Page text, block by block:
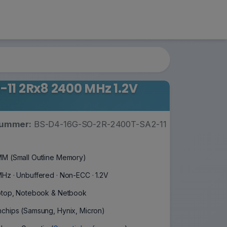
2Rx8 2400 MHz 1.2V
BS-D4-16G-SO-2R-2400T-SA2-11
(Small Outline Memory)
· Unbuffered · Non-ECC · 1.2V
Notebook & Netbook
(Samsung, Hynix, Micron)